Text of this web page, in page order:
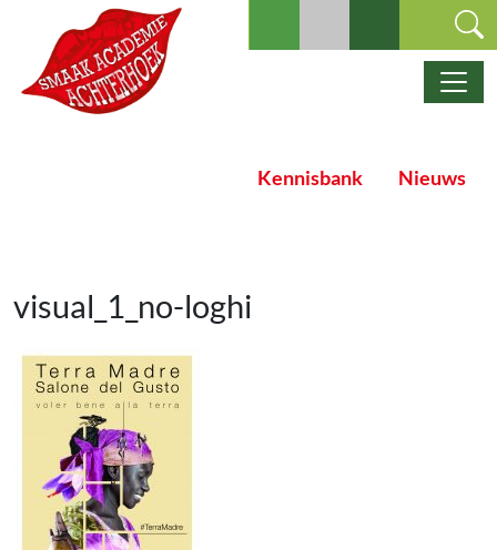
Ga naar de inhoud
Hoofdnavigatie
Kennisbank Nieuws
visual_1_no-loghi